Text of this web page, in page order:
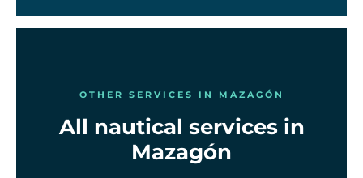
OTHER SERVICES IN MAZAGÓN
All nautical services in
Mazagón